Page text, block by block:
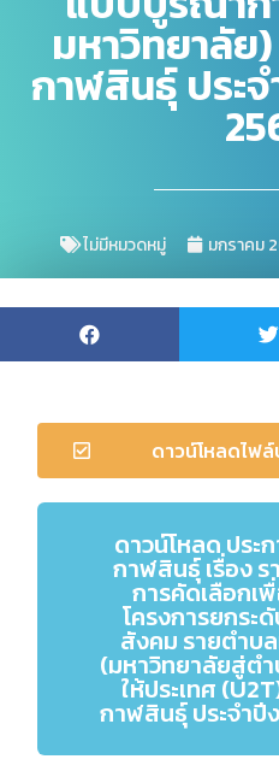
มหาวิทยาลัย
กาฬสินธุ์ ประ
ไม่มีหมวดหมู่ มกราคม
ดาวน์โหลดไฟ
ดาวน์โหลด ประ
กาฬสินธุ์ เรื่อง
การคัดเลือกเ
โครงการยกระ
สังคม รายตำบ
(มหาวิทยาลัยสู่ต
ให้ประเทศ
กาฬสินธุ์ ประจำ